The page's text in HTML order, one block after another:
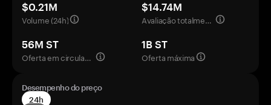
$0.21M
Volume (24h)
$14.74M
Avaliação totalmente diluída
56M ST
Oferta em circulação
1B ST
Oferta máxima
Desempenho do preço
24h